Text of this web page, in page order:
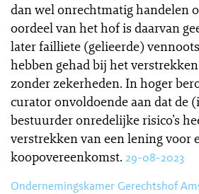
dan wel onrechtmatig handelen
oordeel van het hof is daarvan
later failliete (gelieerde)
hebben gehad bij het
zonder zekerheden. In hoger
curator onvoldoende aan dat de
bestuurder onredelijke risico’s
verstrekken van een lening voor
koopovereenkomst. 29-08-2023
Ondernemingskamer Gerechtshof